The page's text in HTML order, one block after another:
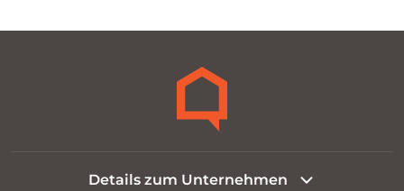
Details zum Unternehmen